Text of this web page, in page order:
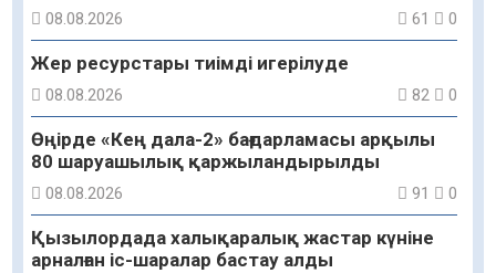
08.08.2026 61 0
Жер ресурстары тиімді игерілуде
08.08.2026 82 0
Өңірде «Кең дала-2» бағдарламасы арқылы
80 шаруашылық қаржыландырылды
08.08.2026 91 0
Қызылордада халықаралық жастар күніне
арналған іс-шаралар бастау алды